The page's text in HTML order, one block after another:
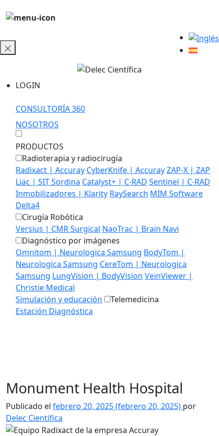
LOGIN
CONSULTORÍA 360
NOSOTROS
PRODUCTOS
Radioterapia y radiocirugía
Radixact | Accuray CyberKnife | AccurayZAP-X | ZAP
Liac | SIT Sordina Catalyst+ | C-RAD Sentinel | C-RAD
Inmobilizadores | Klarity RaySearch MIM Software
Delta4
Cirugía Robótica
Versius | CMR Surgical NaoTrac | Brain Navi
Diagnóstico por imágenes
Omnitom | Neurologica Samsung BodyTom |
Neurologica Samsung CereTom | Neurologica
Samsung LungVision | BodyVision VeinViewer |
Christie Medical
Simulación y educación
Telemedicina
Estación Diagnóstica
Monument Health Hospital
Publicado el febrero 20, 2025(febrero 20, 2025) por
Delec Cientifica